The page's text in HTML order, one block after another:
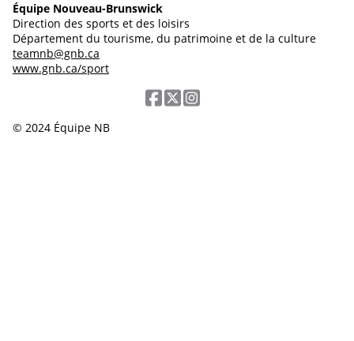
Équipe Nouveau-Brunswick
Direction des sports et des loisirs
Département du tourisme, du patrimoine et de la culture
teamnb@gnb.ca
www.gnb.ca/sport
© 2024 Équipe NB